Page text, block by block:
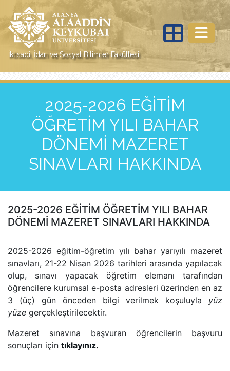
İktisadi, İdari ve Sosyal Bilimler Fakültesi
2025-2026 EĞİTİM
ÖĞRETİM YILI BAHAR
DÖNEMİ MAZERET
SINAVLARI HAKKINDA
2025-2026 EĞİTİM ÖĞRETİM YILI BAHAR
DÖNEMİ MAZERET SINAVLARI HAKKINDA
2025-2026 eğitim-öğretim yılı bahar yarıyılı mazeret
sınavları, 21-22 Nisan 2026 tarihleri arasında yapılacak
olup, sınavı yapacak öğretim elemanı tarafından
öğrencilere kurumsal e-posta adresleri üzerinden en az
3 (üç) gün önceden bilgi verilmek koşuluyla yüz
yüze gerçekleştirilecektir.
Mazeret sınavına başvuran öğrencilerin başvuru
sonuçları için tıklayınız.